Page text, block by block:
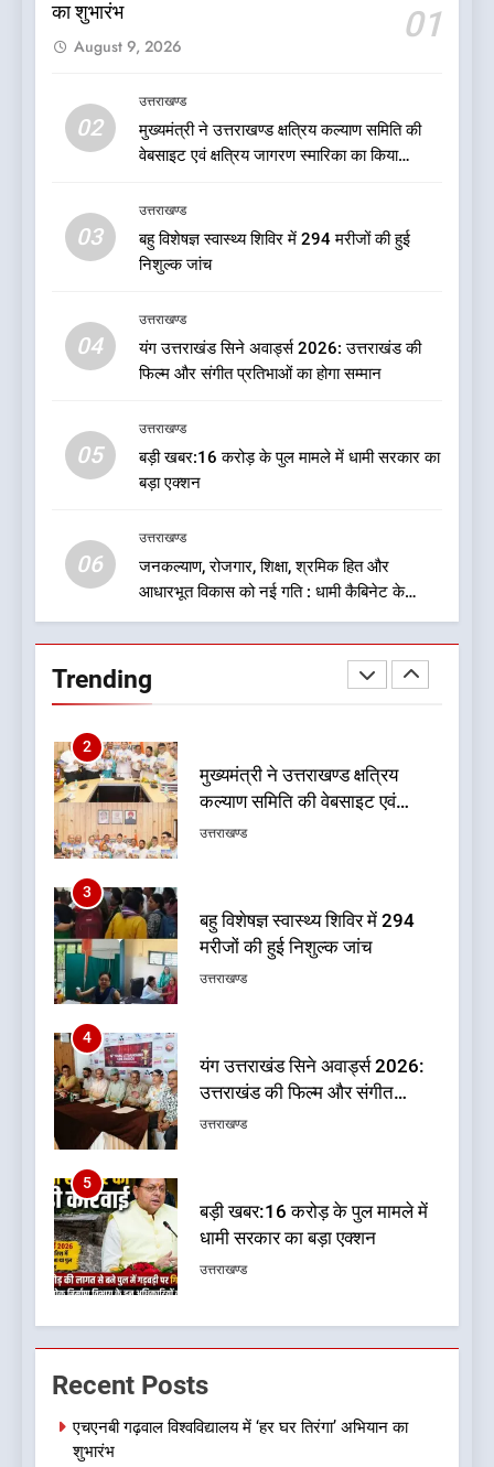
का शुभारंभ
01
August 9, 2026
02
उत्तराखण्ड
मुख्यमंत्री ने उत्तराखण्ड क्षत्रिय कल्याण समिति की
वेबसाइट एवं क्षत्रिय जागरण स्मारिका का किया
03
उत्तराखण्ड
बहु विशेषज्ञ स्वास्थ्य शिविर में 294 मरीजों की हुई
निशुल्क जांच
04
उत्तराखण्ड
यंग उत्तराखंड सिने अवार्ड्स 2026: उत्तराखंड की
फिल्म और संगीत प्रतिभाओं का होगा सम्मान
05
उत्तराखण्ड
बड़ी खबर:16 करोड़ के पुल मामले में धामी सरकार का
बड़ा एक्शन
06
उत्तराखण्ड
जनकल्याण, रोजगार, शिक्षा, श्रमिक हित और
आधारभूत विकास को नई गति : धामी कैबिनेट के
ऐतिहासिक फैसले
Trending
6
फैसले
अध्यक्ष? राजनीति के गलियारों में
सुगबुगाहट तेज
उत्तराखण्ड
दुखद खबर:उत्तराखंड में मौत की खाई
में समाया पूरा परिवार, पांच की दर्दनाक
1
एचएनबी गढ़वाल विश्वविद्यालय में ‘हर
कल्याण समिति की वेबसाइट एवं
क्षत्रिय जागरण स्मारिका का किया
3
बहु विशेषज्ञ स्वास्थ्य शिविर में 294
मरीजों की हुई निशुल्क जांच
उत्तराखण्ड
4
यंग उत्तराखंड सिने अवार्ड्स 2026:
उत्तराखंड की फिल्म और संगीत
प्रतिभाओं का होगा सम्मान
उत्तराखण्ड
5
बड़ी खबर:16 करोड़ के पुल मामले में
धामी सरकार का बड़ा एक्शन
उत्तराखण्ड
6
जनकल्याण, रोजगार, शिक्षा, श्रमिक
हित और आधारभूत विकास को नई
गति : धामी कैबिनेट के ऐतिहासिक
उत्तराखण्ड
7
रहे हैं उत्तराखंड भाजपा के नए प्रदेश
सुगबुगाहट तेज
उत्तराखण्ड
Recent Posts
एचएनबी गढ़वाल विश्वविद्यालय में ‘हर घर तिरंगा’ अभियान का
शुभारंभ